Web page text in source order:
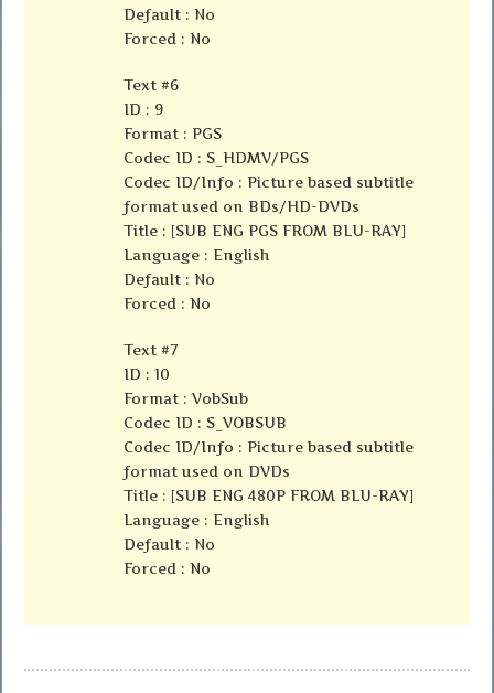
Default : No
Forced : No
Text #6
ID : 9
Format : PGS
Codec ID : S_HDMV/PGS
Codec ID/Info : Picture based subtitle
format used on BDs/HD-DVDs
Title : [SUB ENG PGS FROM BLU-RAY]
Language : English
Default : No
Forced : No
Text #7
ID : 10
Format : VobSub
Codec ID : S_VOBSUB
Codec ID/Info : Picture based subtitle
format used on DVDs
Title : [SUB ENG 480P FROM BLU-RAY]
Language : English
Default : No
Forced : No